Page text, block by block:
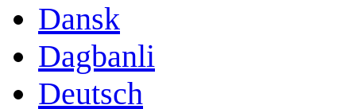
Dansk
Dagbanli
Deutsch